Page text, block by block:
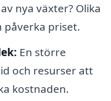
nya växter? Olika
påverka priset.
En större
och resurser att
kostnaden.